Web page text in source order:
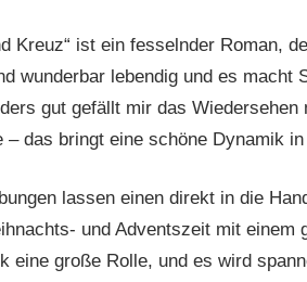
Kreuz“ ist ein fesselnder Roman,
wunderbar lebendig und es macht
gut gefällt mir das
– das bringt eine schöne Dynamik
lassen einen direkt in die
und Adventszeit mit
eine große Rolle, und es wird